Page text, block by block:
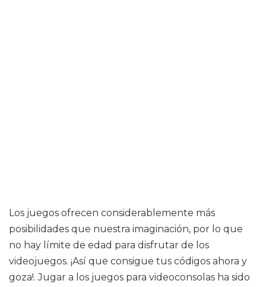
Los juegos ofrecen considerablemente más
posibilidades que nuestra imaginación, por lo que
no hay límite de edad para disfrutar de los
videojuegos. ¡Así que consigue tus códigos ahora y
goza!. Jugar a los juegos para videoconsolas ha sido